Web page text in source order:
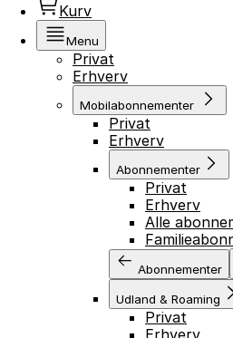
Kurv
Menu
Privat
Erhverv
Mobilabonnementer
Privat
Erhverv
Abonnementer
Privat
Erhverv
Alle
Abonnementer
Udland & Roaming
Privat
Erhverv